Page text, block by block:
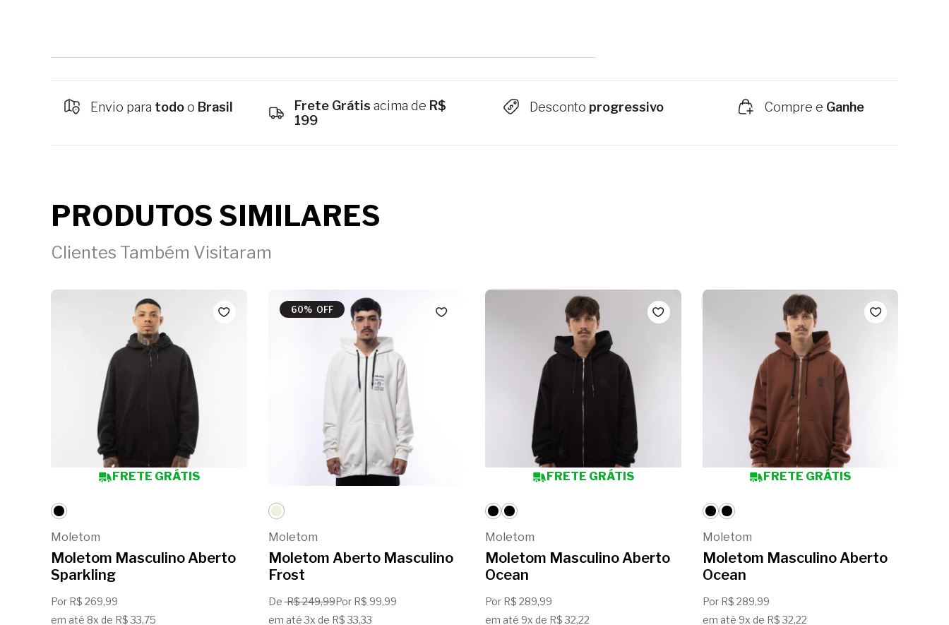
Envio para todoo Brasil Frete Grátis acima de R$
199
Desconto progressivo Compre e Ganhe
PRODUTOS SIMILARES
Clientes Também Visitaram
FRETE GRÁTIS
Moletom
Moletom Masculino Aberto
Sparkling
Por R$ 269,99
em até 8x de R$ 33,75
60% OFF
Moletom
Moletom Aberto Masculino
Frost
DeR$ 249,99Por R$ 99,99
em até 3x de R$ 33,33
FRETE GRÁTIS
Moletom
Moletom Masculino Aberto
Ocean
Por R$ 289,99
em até 9x de R$ 32,22
FRETE GRÁTIS
Moletom
Moletom Masculino Aberto
Ocean
Por R$ 289,99
em até 9x de R$ 32,22